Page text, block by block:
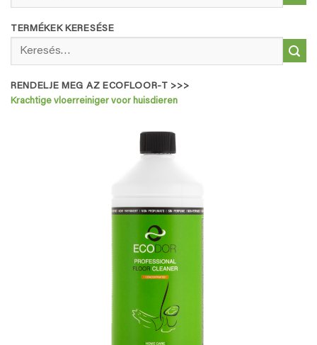
TERMÉKEK KERESÉSE
RENDELJE MEG AZ ECOFLOOR-T >>>
Krachtige vloerreiniger voor huisdieren